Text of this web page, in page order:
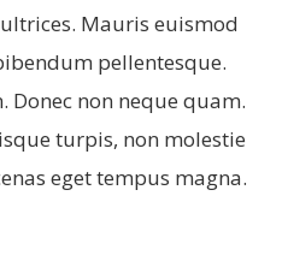
Mauris euismod
pellentesque.
Donec non neque quam.
turpis, non molestie
eget tempus magna.